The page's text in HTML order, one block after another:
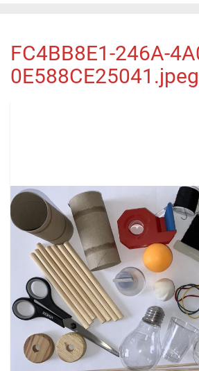
FC4BB8E1-246A-
0E588CE25041.jpeg